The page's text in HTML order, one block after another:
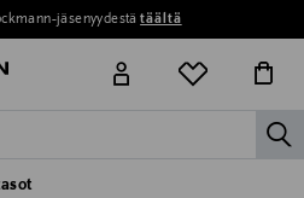
jäsenyydestätäältä